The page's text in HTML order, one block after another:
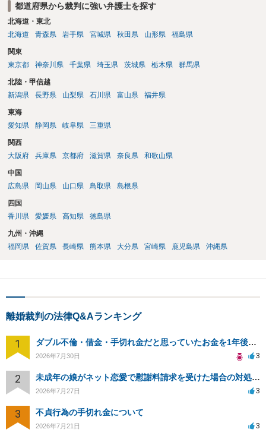
都道府県から裁判に強い弁護士を探す
北海道・東北
北海道
青森県 岩手県 宮城県 秋田県 山形県 福島県
関東
東京都
神奈川県 千葉県 埼玉県 茨城県 栃木県 群馬県
北陸・甲信越
新潟県
長野県 山梨県 石川県 富山県 福井県
東海
愛知県
静岡県 岐阜県 三重県
関西
大阪府
兵庫県 京都府 滋賀県 奈良県 和歌山県
中国
広島県
岡山県 山口県 鳥取県 島根県
四国
香川県
愛媛県 高知県 徳島県
九州・沖縄
福岡県
佐賀県 長崎県 熊本県 大分県 宮崎県 鹿児島県 沖縄県
離婚裁判の法律Q&Aランキング
1 ダブル不倫・借金・手切れ金だと思っていたお金を1年後いまさら脅迫罪として通知書が来てまとめて請求
2026年7月30日 3
2 未成年の娘がネット恋愛で慰謝料請求を受けた場合の対処法は？
2026年7月27日 3
3 不貞行為の手切れ金について
2026年7月21日 3